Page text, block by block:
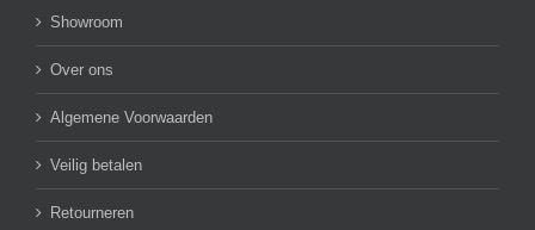
Showroom
Over ons
Algemene Voorwaarden
Veilig betalen
Retourneren